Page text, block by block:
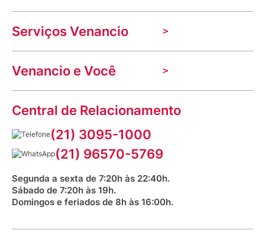
A Venancio
Trabalhe Conosco
Nossas lojas
Indique seu imóvel
Aniversário Venancio 2025
Serviços Venancio
Troca e devolução
Mecânica de promoções
Dúvidas frequentes
Prazos e entregas
Bioimpedância Gratuita
Venancio e Você
VClube - Programa de fidelidade
Fale com o farmacêutico
Fale conosco
Saúde na praça
Central de Relacionamento
(21) 3095-1000
(21) 96570-5769
Segunda a sexta de 7:20h às 22:40h.
Sábado de 7:20h às 19h.
Domingos e feriados de 8h às 16:00h.